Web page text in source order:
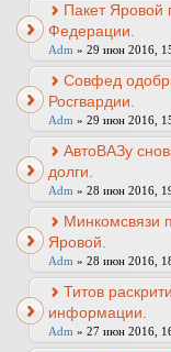
Пакет Яровой
Федерации.
Adm » 29 июн 2016,
Совфед
Росгвардии.
Adm » 29 июн 2016,
АвтоВАЗу
долги.
Adm » 28 июн 2016,
Минкомсвязи
Яровой.
Adm » 28 июн 2016,
Титов
информации.
Adm » 27 июн 2016,